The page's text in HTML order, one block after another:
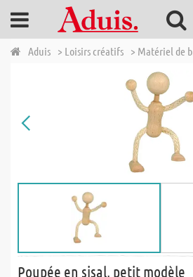
Aduis > Loisirs créatifs > Matériel de
Poupée en sisal, petit modèle